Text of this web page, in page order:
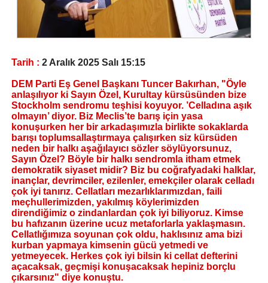
Tarih : 2 Aralık 2025 Salı 15:15
DEM Parti Eş Genel Başkanı Tuncer Bakırhan, "Öyle
anlaşılıyor ki Sayın Özel, Kurultay kürsüsünden bize
Stockholm sendromu teşhisi koyuyor. ’Celladına aşık
olmayın’ diyor. Biz Meclis’te barış için yasa
konuşurken her bir arkadaşımızla birlikte sokaklarda
barışı toplumsallaştırmaya çalışırken siz kürsüden
neden bir halkı aşağılayıcı sözler söylüyorsunuz,
Sayın Özel? Böyle bir halkı sendromla itham etmek
demokratik siyaset midir? Biz bu coğrafyadaki halklar,
inançlar, devrimciler, ezilenler, emekçiler olarak celladı
çok iyi tanırız. Cellatları mezarlıklarımızdan, faili
meçhullerimizden, yakılmış köylerimizden
direndiğimiz o zindanlardan çok iyi biliyoruz. Kimse
bu hafızanın üzerine ucuz metaforlarla yaklaşmasın.
Cellatlığımıza soyunan çok oldu, haklısınız ama bizi
kurban yapmaya kimsenin gücü yetmedi ve
yetmeyecek. Herkes çok iyi bilsin ki cellat defterini
açacaksak, geçmişi konuşacaksak hepiniz borçlu
çıkarsınız" diye konuştu.